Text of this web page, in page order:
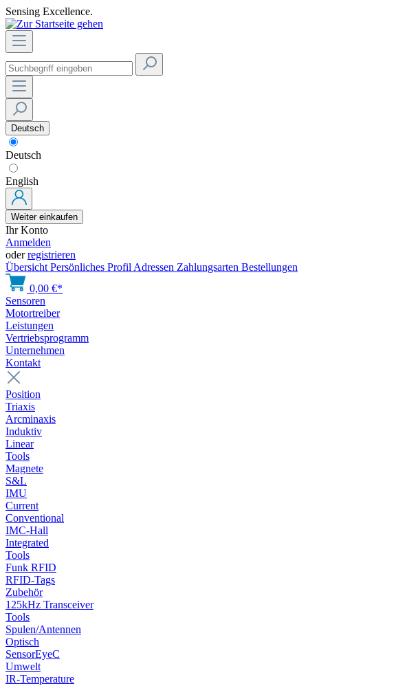
Sensing Excellence.
Deutsch
Deutsch
English
Weiter einkaufen
Ihr Konto
Anmelden
oderregistrieren
Übersicht Persönliches Profil Adressen Zahlungsarten Bestellungen
0,00 €*
Sensoren
Motortreiber
Leistungen
Vertriebsprogramm
Unternehmen
Kontakt
Position
Triaxis
Arcminaxis
Induktiv
Linear
Tools
Magnete
S&L
IMU
Current
Conventional
IMC-Hall
Integrated
Tools
Funk RFID
RFID-Tags
Zubehör
125kHz Transceiver
Tools
Spulen/Antennen
Optisch
SensorEyeC
Umwelt
IR-Temperature